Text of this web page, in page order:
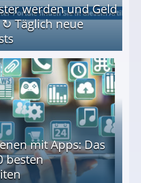
werden und Geld
Täglich neue
mit Apps: Das
besten